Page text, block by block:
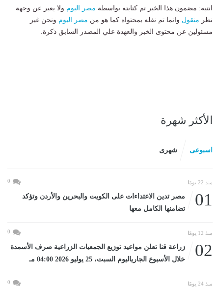
انتبه: مضمون هذا الخبر تم كتابته بواسطة مصر اليوم ولا يعبر عن وجهة
نظر منقول وانما تم نقله بمحتواه كما هو من مصر اليوم ونحن غير
مسئولين عن محتوى الخبر والعهدة علي المصدر السابق ذكرة.
الأكثر شهرة
اسبوعى شهرى
منذ 22 يومًا 0
01
مصر تدين الاعتداءات على الكويت والبحرين والأردن وتؤكد
تضامنها الكامل معها
منذ 12 يومًا 0
02
زراعة قنا تعلن مواعيد توزيع الجمعيات الزراعية صرف الأسمدة
خلال الأسبوع الجارياليوم السبت، 25 يوليو 2026 04:00 مـ
منذ 24 يومًا 0